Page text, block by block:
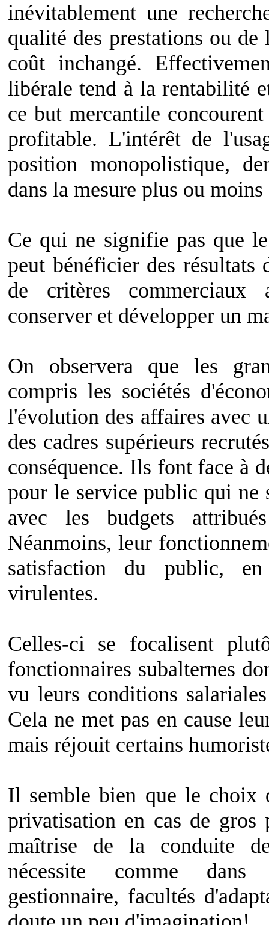
inévitablement une
qualité des prestations ou
coût inchangé.
libérale tend à la rentabilité
ce but mercantile
profitable. L'intérêt de
position monopolistique,
dans la mesure plus ou
Ce qui ne signifie pas que
peut bénéficier des
de critères commerciaux
conserver et développer un
On observera que les
compris les sociétés
l'évolution des affaires avec
des cadres supérieurs
conséquence. Ils font face à
pour le service public qui ne
avec les budgets
Néanmoins, leur
satisfaction du public,
virulentes.
Celles-ci se focalisent
fonctionnaires subalternes
vu leurs conditions
Cela ne met pas en cause
mais réjouit certains
Il semble bien que le choix
privatisation en cas de gros
maîtrise de la conduite
nécessite comme
gestionnaire, facultés